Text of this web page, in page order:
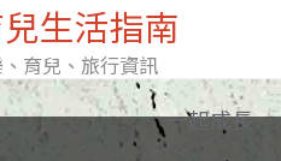
生活指南
育兒、旅行資訊
Skip
一起成長